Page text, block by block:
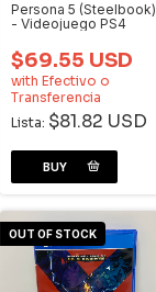
Persona 5 (Steelbook)
- Videojuego PS4
$69.55 USD
with Efectivo o
Transferencia
Lista: $81.82 USD
OUT OF STOCK